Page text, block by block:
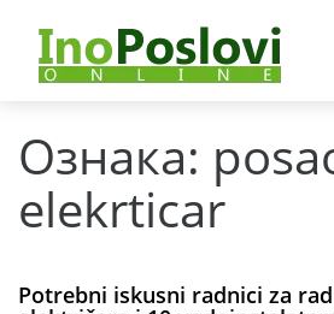
Ознака:
elekrticar
Potrebni iskusni radnici za